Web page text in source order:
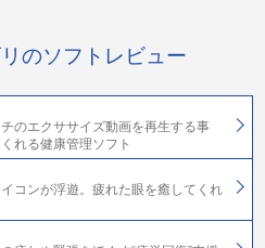
リのソフトレビュー
のエクササイズ動画を再生する事
れる健康管理ソフト
コンが浮遊。疲れた眼を癒してくれ